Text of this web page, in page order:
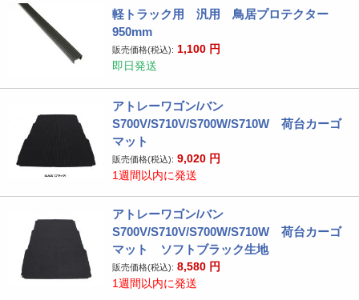
軽トラック用 汎用 鳥居プロテクター
950mm
販売価格(税込): 1,100 円
即日発送
アトレーワゴン/バン
S700V/S710V/S700W/S710W 荷台カーゴ
マット
販売価格(税込): 9,020 円
1週間以内に発送
アトレーワゴン/バン
S700V/S710V/S700W/S710W 荷台カーゴ
マット ソフトブラック生地
販売価格(税込): 8,580 円
1週間以内に発送